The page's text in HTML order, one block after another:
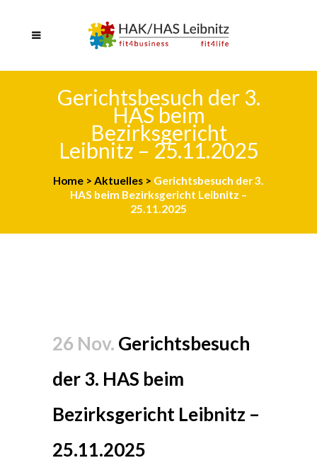
Gerichtsbesuch der 3.
HAS beim
Bezirksgericht
Leibnitz – 25.11.2025
Home > Aktuelles > Gerichtsbesuch der 3.
HAS beim Bezirksgericht Leibnitz –
25.11.2025
26 Nov. Gerichtsbesuch
der 3. HAS beim
Bezirksgericht Leibnitz –
25.11.2025